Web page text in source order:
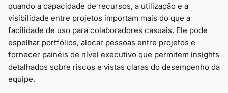
quando a capacidade de recursos, a utilização e a
visibilidade entre projetos importam mais do que a
facilidade de uso para colaboradores casuais. Ele pode
espelhar portfólios, alocar pessoas entre projetos e
fornecer painéis de nível executivo que permitem insights
detalhados sobre riscos e vistas claras do desempenho da
equipe.